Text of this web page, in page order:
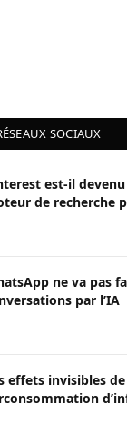
SOCIAUX
est-il
de recherche
ne va pas
par l’IA
effets invisibles